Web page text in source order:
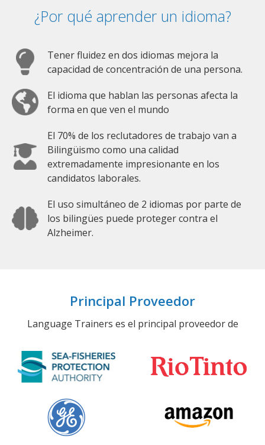
¿Por qué aprender un idioma?
Tener fluidez en dos idiomas mejora la
capacidad de concentración de una persona.
El idioma que hablan las personas afecta la
forma en que ven el mundo
El 70% de los reclutadores de trabajo van a
Bilingüismo como una calidad
extremadamente impresionante en los
candidatos laborales.
El uso simultáneo de 2 idiomas por parte de
los bilingües puede proteger contra el
Alzheimer.
Principal Proveedor
Language Trainers es el principal proveedor de